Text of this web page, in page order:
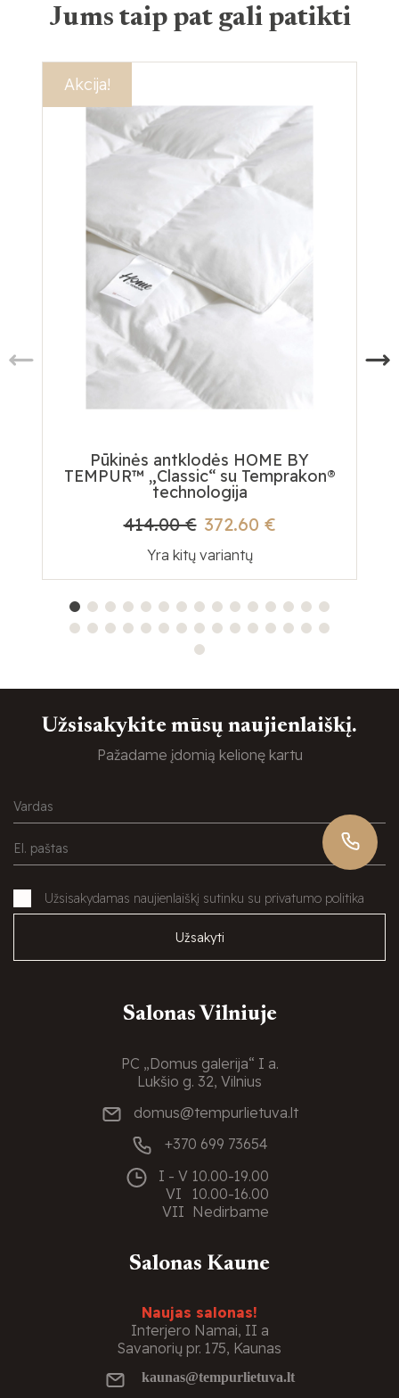
Jums taip pat gali patikti
Akcija!
Pūkinės antklodės HOME BY
TEMPUR™ „Classic“ su Temprakon®
technologija
372.60 €
414.00 €
Yra kitų variantų
Užsisakykite mūsų naujienlaiškį.
Pažadame įdomią kelionę kartu
Užsisakydamas naujienlaiškį sutinku su privatumo politika
Užsakyti
Salonas Vilniuje
PC „Domus galerija“ I a.
Lukšio g. 32, Vilnius
domus@tempurlietuva.lt
+370 699 73654
I - V 10.00-19.00
VI
10.00-16.00
VII Nedirbame
Salonas Kaune
Naujas salonas!
Interjero Namai, II a
Savanorių pr. 175, Kaunas
kaunas@tempurlietuva.lt